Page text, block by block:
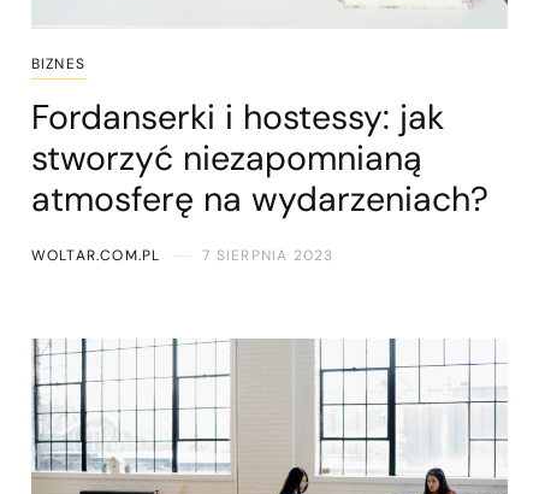
BIZNES
Fordanserki i hostessy: jak
stworzyć niezapomnianą
atmosferę na wydarzeniach?
WOLTAR.COM.PL 7 SIERPNIA 2023